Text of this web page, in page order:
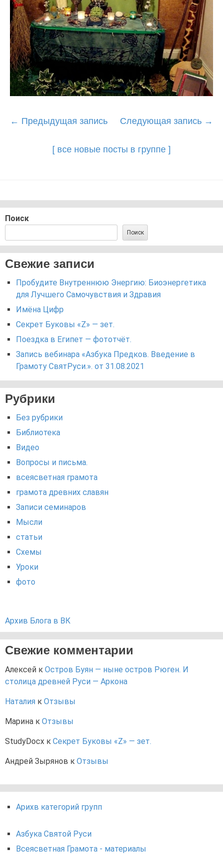
Post
← Предыдущая запись Следующая запись →
[ все новые посты в группе ]
Поиск
Поиск
Свежие записи
Пробудите Внутреннюю Энергию: Биоэнергетика
для Лучшего Самочувствия и Здравия
Имёна Цифр
Секрет Буковы «Z» — зет.
Поездка в Египет — фототчёт.
Запись вебинара «Азбука Предков. Введение в
Грамоту СвятРуси.». от 31.08.2021
Рубрики
Без рубрики
Библиотека
Видео
Вопросы и письма.
всеясветная грамота
грамота древних славян
Записи семинаров
Мысли
статьи
Схемы
Уроки
фото
Архив Блога в ВК
Свежие комментарии
Алексей к Остров Буян — ныне остров Рюген. И
столица древней Руси — Аркона
Наталия к Отзывы
Марина к Отзывы
StudyDocx к Секрет Буковы «Z» — зет.
Андрей Зырянов к Отзывы
Арихв категорий групп
Азбука Святой Руси
Всеясветная Грамота - материалы